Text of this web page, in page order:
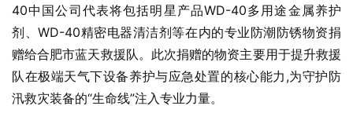
40中国公司代表将包括明星产品WD-40多用途金属养护
剂、WD-40精密电器清洁剂等在内的专业防潮防锈物资捐
赠给合肥市蓝天救援队。此次捐赠的物资主要用于提升救援
队在极端天气下设备养护与应急处置的核心能力,为守护防
汛救灾装备的“生命线”注入专业力量。